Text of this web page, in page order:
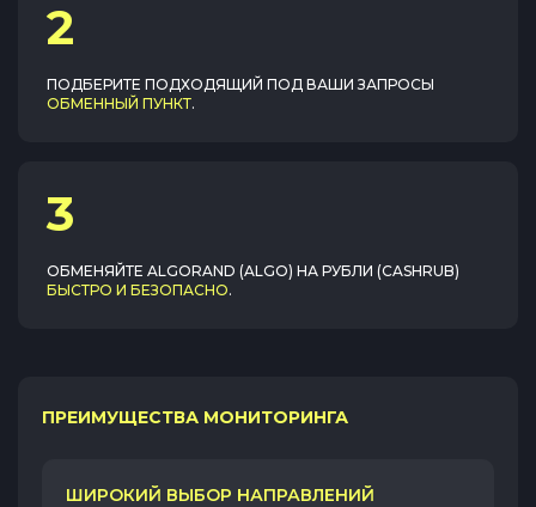
2
ПОДБЕРИТЕ ПОДХОДЯЩИЙ ПОД ВАШИ ЗАПРОСЫ
ОБМЕННЫЙ ПУНКТ.
3
ОБМЕНЯЙТЕ ALGORAND (ALGO) НА РУБЛИ (CASHRUB)
БЫСТРО И БЕЗОПАСНО.
ПРЕИМУЩЕСТВА МОНИТОРИНГА
ШИРОКИЙ ВЫБОР НАПРАВЛЕНИЙ